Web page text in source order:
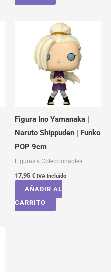
Figura Ino Yamanaka |
Naruto Shippuden | Funko
POP 9cm
Figuras y Coleccionables
17,95 € IVA Incluído
AÑADIR AL
CARRITO